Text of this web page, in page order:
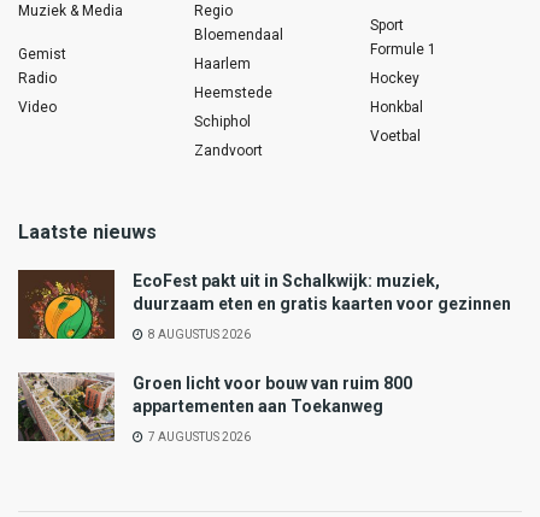
Muziek & Media
Gemist
Radio
Video
Regio
Bloemendaal
Haarlem
Heemstede
Schiphol
Zandvoort
Sport
Formule 1
Hockey
Honkbal
Voetbal
Laatste nieuws
EcoFest pakt uit in Schalkwijk: muziek,
duurzaam eten en gratis kaarten voor gezinnen
8 AUGUSTUS 2026
Groen licht voor bouw van ruim 800
appartementen aan Toekanweg
7 AUGUSTUS 2026